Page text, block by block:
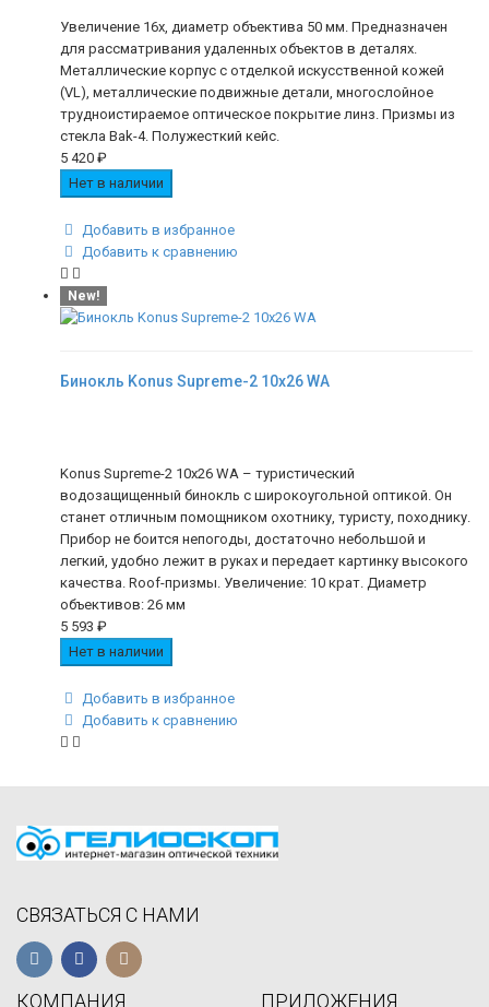
Увеличение 16х, диаметр объектива 50 мм. Предназначен
для рассматривания удаленных объектов в деталях.
Металлические корпус с отделкой искусственной кожей
(VL), металлические подвижные детали, многослойное
трудноистираемое оптическое покрытие линз. Призмы из
стекла Bak-4. Полужесткий кейс.
5 420 ₽
Нет в наличии
Добавить в избранное
Добавить к сравнению
New!
Бинокль Konus Supreme-2 10x26 WA
Konus Supreme-2 10x26 WA – туристический
водозащищенный бинокль с широкоугольной оптикой. Он
станет отличным помощником охотнику, туристу, походнику.
Прибор не боится непогоды, достаточно небольшой и
легкий, удобно лежит в руках и передает картинку высокого
качества. Roof-призмы. Увеличение: 10 крат. Диаметр
объективов: 26 мм
5 593 ₽
Нет в наличии
Добавить в избранное
Добавить к сравнению
СВЯЗАТЬСЯ С НАМИ
КОМПАНИЯ ПРИЛОЖЕНИЯ